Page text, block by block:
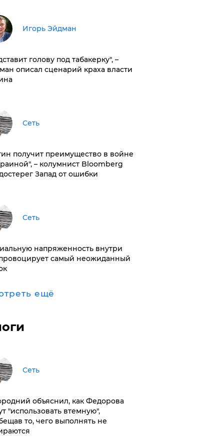
Игорь Эйдман
голову под табакерку", –
описал сценарий краха власти
Сеть
получит преимущество в войне
– колумнист Bloomberg
Запад от ошибки
Сеть
напряженность внутри
самый неожиданный
ещё
Сеть
объяснил, как Федорова
"использовать втемную",
то, чего выполнять не